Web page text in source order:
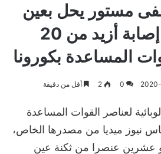
مستور يحل بعين
الشكاك وتأكد إصابة أزيد من 20
المساعدة بكورونا
0
2 أقل من دقيقة
لعناصر القوات المساعدة
نيوز ميديا من مصدرها الخاص،
و عشرين عنصرا من ثكنة عين